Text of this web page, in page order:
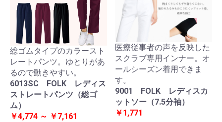
総ゴムタイプのカラースト
レートパンツ。ゆとりがあ
るので動きやすい。
6013SC FOLK レディス
ストレートパンツ（総ゴ
ム）
￥4,774 ～ ￥7,161
医療従事者の声を反映した
スクラブ専用インナー。オ
ールシーズン着用できま
す。
9001 FOLK レディスカ
ットソー（7.5分袖）
￥1,771